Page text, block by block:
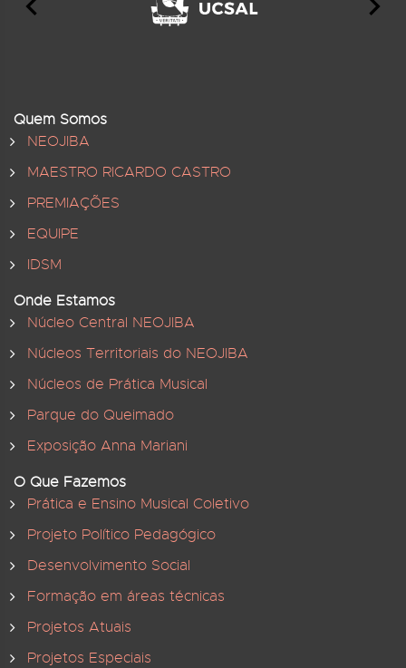
Quem Somos
NEOJIBA
MAESTRO RICARDO CASTRO
PREMIAÇÕES
EQUIPE
IDSM
Onde Estamos
Núcleo Central NEOJIBA
Núcleos Territoriais do NEOJIBA
Núcleos de Prática Musical
Parque do Queimado
Exposição Anna Mariani
O Que Fazemos
Prática e Ensino Musical Coletivo
Projeto Político Pedagógico
Desenvolvimento Social
Formação em áreas técnicas
Projetos Atuais
Projetos Especiais